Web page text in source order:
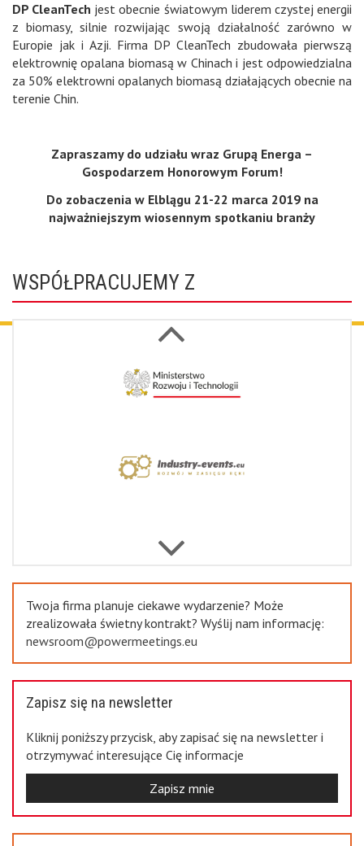
DP CleanTech jest obecnie światowym liderem czystej energii
z biomasy, silnie rozwijając swoją działalność zarówno w
Europie jak i Azji. Firma DP CleanTech zbudowała pierwszą
elektrownię opalana biomasą w Chinach i jest odpowiedzialna
za 50% elektrowni opalanych biomasą działających obecnie na
terenie Chin.
Zapraszamy do udziału wraz Grupą Energa –
Gospodarzem Honorowym Forum!
Do zobaczenia w Elblągu 21-22 marca 2019 na
najważniejszym wiosennym spotkaniu branży
WSPÓŁPRACUJEMY Z
Twoja firma planuje ciekawe wydarzenie? Może
zrealizowała świetny kontrakt? Wyślij nam informację:
newsroom@powermeetings.eu
Zapisz się na newsletter
Kliknij poniższy przycisk, aby zapisać się na newsletter i
otrzymywać interesujące Cię informacje
Zapisz mnie